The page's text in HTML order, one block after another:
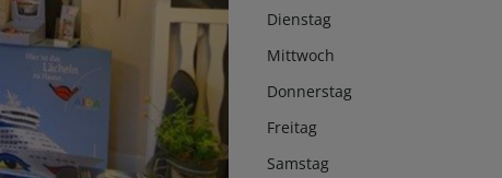
Dienstag
Mittwoch
Donnerstag
Freitag
Samstag